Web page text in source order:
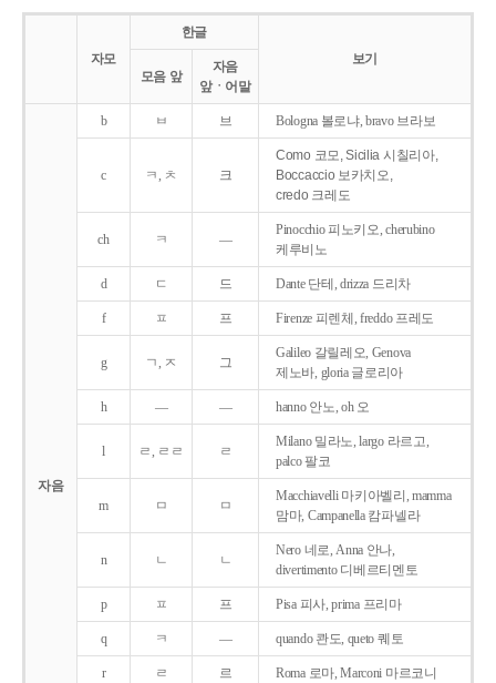
자모
한글
보기
모음 앞
자음
앞ㆍ어말
자음
b ㅂ 브 Bologna 볼로냐, bravo 브라보
c ㅋ, ㅊ 크
Como 코모, Sicilia 시칠리아,
Boccaccio 보카치오,
credo 크레도
ch ㅋ ―
Pinocchio 피노키오, cherubino
케루비노
d ㄷ 드 Dante 단테, drizza 드리차
f ㅍ 프 Firenze 피렌체, freddo 프레도
g ㄱ, ㅈ 그
Galileo 갈릴레오, Genova
제노바, gloria 글로리아
h ― ― hanno 안노, oh 오
l ㄹ, ㄹㄹ ㄹ
Milano 밀라노, largo 라르고,
palco 팔코
m ㅁ ㅁ
Macchiavelli 마키아벨리, mamma
맘마, Campanella 캄파넬라
n ㄴ ㄴ
Nero 네로, Anna 안나,
divertimento 디베르티멘토
p ㅍ 프 Pisa 피사, prima 프리마
q ㅋ ― quando 콴도, queto 퀘토
r ㄹ 르 Roma 로마, Marconi 마르코니